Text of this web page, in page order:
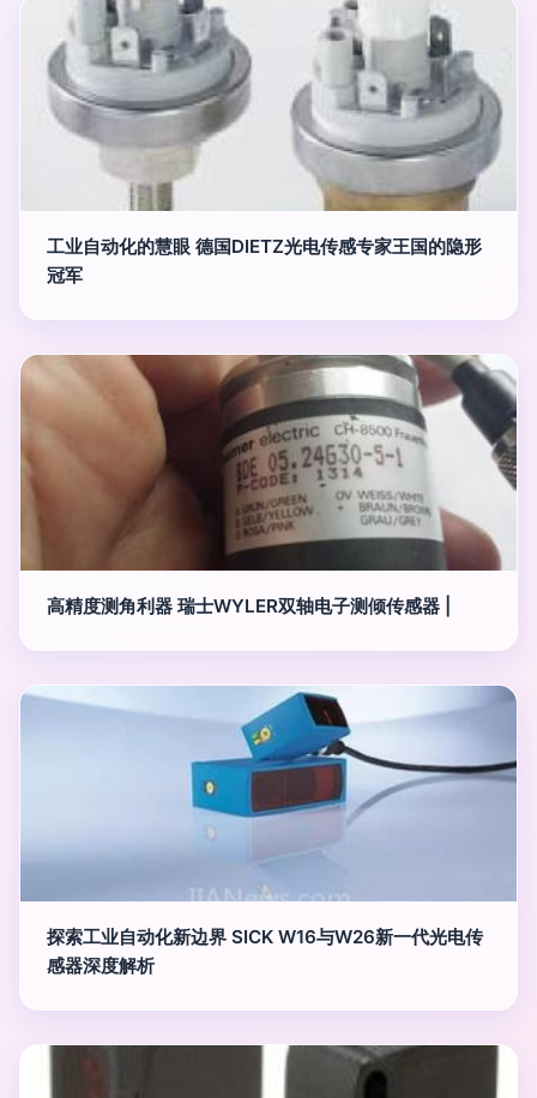
工业自动化的慧眼 德国DIETZ光电传感专家王国的隐形
冠军
高精度测角利器 瑞士WYLER双轴电子测倾传感器 |
探索工业自动化新边界 SICK W16与W26新一代光电传
感器深度解析